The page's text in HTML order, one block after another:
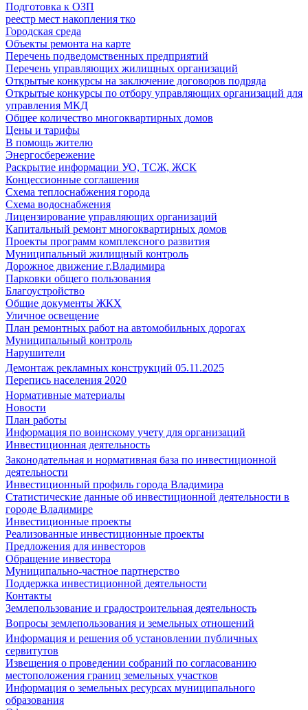
Подготовка к ОЗП
реестр мест накопления тко
Городская среда
Объекты ремонта на карте
Перечень подведомственных предприятий
Перечень управляющих жилищных организаций
Открытые конкурсы на заключение договоров подряда
Открытые конкурсы по отбору управляющих организаций для
управления МКД
Общее количество многоквартирных домов
Цены и тарифы
В помощь жителю
Энергосбережение
Раскрытие информации УО, ТСЖ, ЖСК
Концессионные соглашения
Схема теплоснабжения города
Схема водоснабжения
Лицензирование управляющих организаций
Капитальный ремонт многоквартирных домов
Проекты программ комплексного развития
Муниципальный жилищный контроль
Дорожное движение г.Владимира
Парковки общего пользования
Благоустройство
Общие документы ЖКХ
Уличное освещение
План ремонтных работ на автомобильных дорогах
Муниципальный контроль
Нарушители
Демонтаж рекламных конструкций 05.11.2025
Перепись населения 2020
Нормативные материалы
Новости
План работы
Информация по воинскому учету для организаций
Инвестиционная деятельность
Законодательная и нормативная база по инвестиционной
деятельности
Инвестиционный профиль города Владимира
Статистические данные об инвестиционной деятельности в
городе Владимире
Инвестиционные проекты
Реализованные инвестиционные проекты
Предложения для инвесторов
Обращение инвестора
Муниципально-частное партнерство
Поддержка инвестиционной деятельности
Контакты
Землепользование и градостроительная деятельность
Вопросы землепользования и земельных отношений
Информация и решения об установлении публичных
сервитутов
Извещения о проведении собраний по согласованию
местоположения границ земельных участков
Информация о земельных ресурсах муниципального
образования